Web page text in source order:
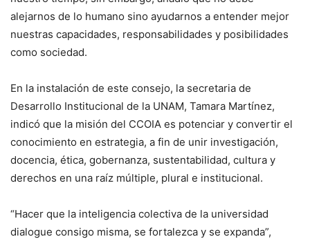
alejarnos de lo humano sino ayudarnos a entender mejor
nuestras capacidades, responsabilidades y posibilidades
como sociedad.
En la instalación de este consejo, la secretaria de
Desarrollo Institucional de la UNAM, Tamara Martínez,
indicó que la misión del CCOIA es potenciar y convertir el
conocimiento en estrategia, a fin de unir investigación,
docencia, ética, gobernanza, sustentabilidad, cultura y
derechos en una raíz múltiple, plural e institucional.
“Hacer que la inteligencia colectiva de la universidad
dialogue consigo misma, se fortalezca y se expanda”,